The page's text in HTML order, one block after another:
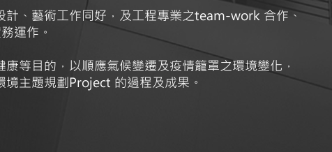
計、藝術工作同好，及工程專業之team-work 合作、
運作。
等目的，以順應氣候變遷及疫情籠罩之環境變化，
主題規劃Project 的過程及成果。